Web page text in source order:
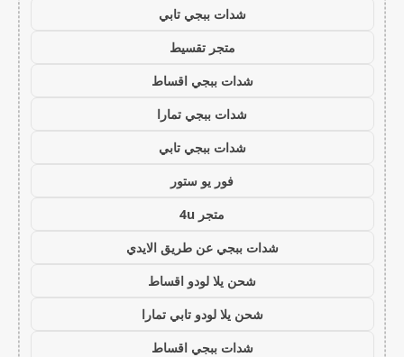
شدات ببجي تابي
متجر تقسيط
شدات ببجي اقساط
شدات ببجي تمارا
شدات ببجي تابي
فور يو ستور
متجر 4u
شدات ببجي عن طريق الايدي
شحن يلا لودو اقساط
شحن يلا لودو تابي تمارا
شدات ببجي اقساط